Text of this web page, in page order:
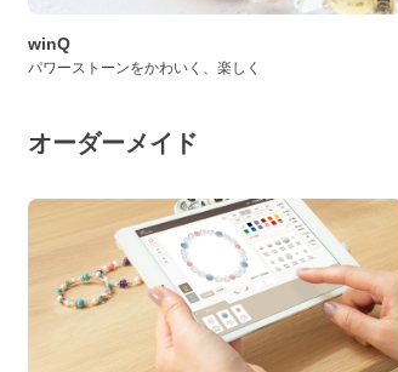
winQ
パワーストーンをかわいく、楽しく
オーダーメイド